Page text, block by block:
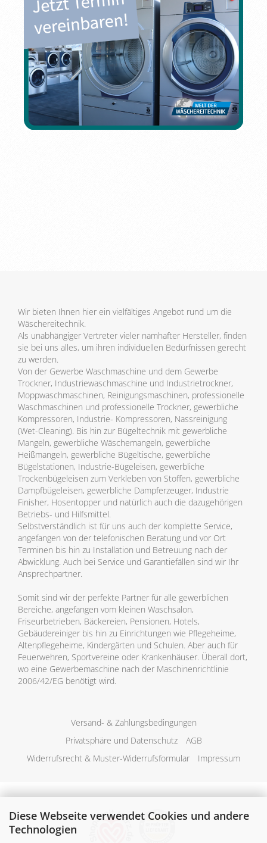
Diese Webseite verwendet Cookies und andere
Technologien
Wir bieten Ihnen hier ein vielfältiges Angebot rund um die
Wäschereitechnik.
Als unabhängiger Vertreter vieler namhafter Hersteller, finden
sie bei uns alles, um ihren individuellen Bedürfnissen gerecht
zu werden.
Von der Gewerbe Waschmaschine und dem Gewerbe
Trockner, Industriewaschmaschine und Industrietrockner,
Moppwaschmaschinen, Reinigungsmaschinen, professionelle
Waschmaschinen und professionelle Trockner, gewerbliche
Kompressoren, Industrie- Kompressoren, Nassreinigung
(Wet-Cleaning). Bis hin zur Bügeltechnik mit gewerbliche
Mangeln, gewerbliche Wäschemangeln, gewerbliche
Heißmangeln, gewerbliche Bügeltische, gewerbliche
Bügelstationen, Industrie-Bügeleisen, gewerbliche
Trockenbügeleisen zum Verkleben von Stoffen, gewerbliche
Dampfbügeleisen, gewerbliche Dampferzeuger, Industrie
Finisher, Hosentopper und natürlich auch die dazugehörigen
Betriebs- und Hilfsmittel.
Selbstverständlich ist für uns auch der komplette Service,
angefangen von der telefonischen Beratung und vor Ort
Terminen bis hin zu Installation und Betreuung nach der
Abwicklung. Auch bei Service und Garantiefällen sind wir Ihr
Ansprechpartner.
Somit sind wir der perfekte Partner für alle gewerblichen
Bereiche, angefangen vom kleinen Waschsalon,
Friseurbetrieben, Bäckereien, Pensionen, Hotels,
Gebäudereiniger bis hin zu Einrichtungen wie Pflegeheime,
Altenpflegeheime, Kindergärten und Schulen. Aber auch für
Feuerwehren, Sportvereine oder Krankenhäuser. Überall dort,
wo eine Gewerbemaschine nach der Maschinenrichtlinie
2006/42/EG benötigt wird.
Versand- & Zahlungsbedingungen
Privatsphäre und Datenschutz
AGB
Widerrufsrecht & Muster-Widerrufsformular
Impressum